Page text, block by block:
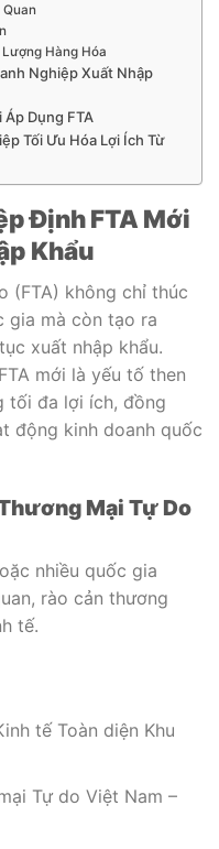
Hàng Hóa
Nghiệp Xuất Nhập
Dụng FTA
Tối Ưu Hóa Lợi Ích Từ
Định FTA Mới
Khẩu
(FTA) không chỉ thúc
gia mà còn tạo ra
xuất nhập khẩu.
mới là yếu tố then
tối đa lợi ích, đồng
động kinh doanh quốc
Mại Tự Do
nhiều quốc gia
rào cản thương
tế.
tế Toàn diện Khu
Tự do Việt Nam –